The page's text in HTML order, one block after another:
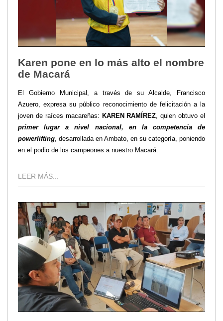
Karen pone en lo más alto el nombre
de Macará
El Gobierno Municipal, a través de su Alcalde, Francisco
Azuero, expresa su público reconocimiento de felicitación a la
joven de raíces macareñas: KAREN RAMÍREZ , quien obtuvo el
primer lugar a nivel nacional, en la competencia de
powerlifting , desarrollada en Ambato, en su categoría, poniendo
en el podio de los campeones a nuestro Macará.
LEER MÁS...